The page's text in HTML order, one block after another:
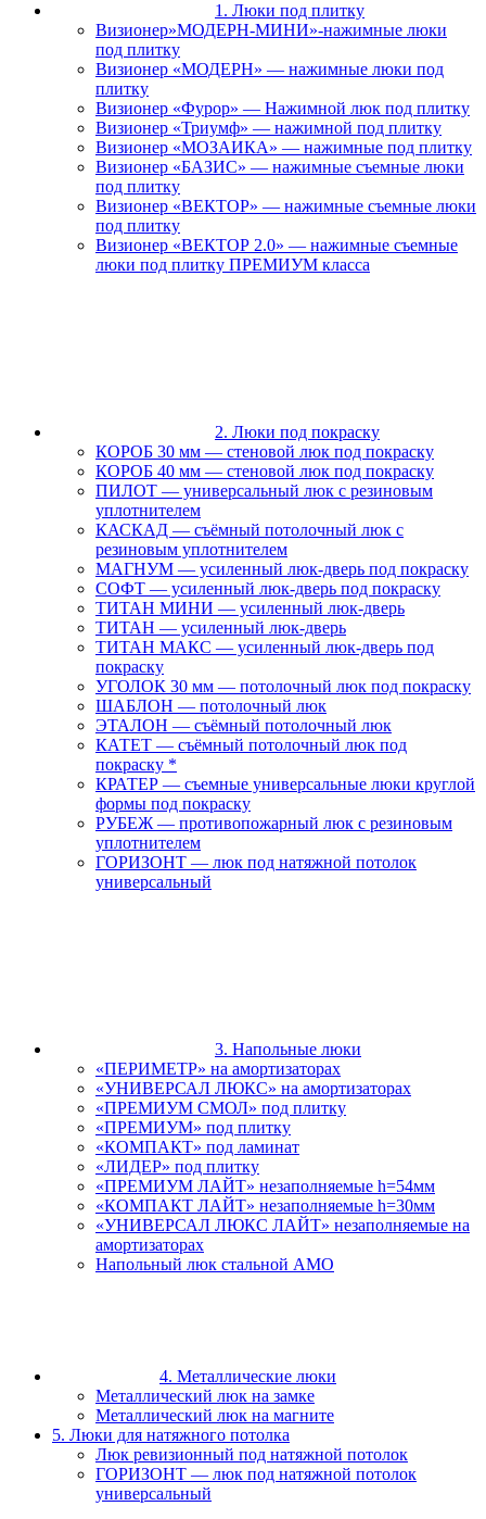
1. Люки под плитку
Визионер»МОДЕРН-МИНИ»-нажимные люки
под плитку
Визионер «МОДЕРН» — нажимные люки под
плитку
Визионер «Фурор» — Нажимной люк под плитку
Визионер «Триумф» — нажимной под плитку
Визионер «МОЗАИКА» — нажимные под плитку
Визионер «БАЗИС» — нажимные съемные люки
под плитку
Визионер «ВЕКТОР» — нажимные съемные люки
под плитку
Визионер «ВЕКТОР 2.0» — нажимные съемные
люки под плитку ПРЕМИУМ класса
2. Люки под покраску
КОРОБ 30 мм — стеновой люк под покраску
КОРОБ 40 мм — стеновой люк под покраску
ПИЛОТ — универсальный люк с резиновым
уплотнителем
КАСКАД — съёмный потолочный люк с
резиновым уплотнителем
МАГНУМ — усиленный люк-дверь под покраску
СОФТ — усиленный люк-дверь под покраску
ТИТАН МИНИ — усиленный люк-дверь
ТИТАН — усиленный люк-дверь
ТИТАН МАКС — усиленный люк-дверь под
покраску
УГОЛОК 30 мм — потолочный люк под покраску
ШАБЛОН — потолочный люк
ЭТАЛОН — съёмный потолочный люк
КАТЕТ — съёмный потолочный люк под
покраску *
КРАТЕР — съемные универсальные люки круглой
формы под покраску
РУБЕЖ — противопожарный люк с резиновым
уплотнителем
ГОРИЗОНТ — люк под натяжной потолок
универсальный
3. Напольные люки
«ПЕРИМЕТР» на амортизаторах
«УНИВЕРСАЛ ЛЮКС» на амортизаторах
«ПРЕМИУМ СМОЛ» под плитку
«ПРЕМИУМ» под плитку
«КОМПАКТ» под ламинат
«ЛИДЕР» под плитку
«ПРЕМИУМ ЛАЙТ» незаполняемые h=54мм
«КОМПАКТ ЛАЙТ» незаполняемые h=30мм
«УНИВЕРСАЛ ЛЮКС ЛАЙТ» незаполняемые на
амортизаторах
Напольный люк стальной АМО
4. Металлические люки
Металлический люк на замке
Металлический люк на магните
5. Люки для натяжного потолка
Люк ревизионный под натяжной потолок
ГОРИЗОНТ — люк под натяжной потолок
универсальный